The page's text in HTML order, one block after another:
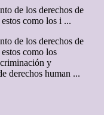
de los derechos de
como los i ...
de los derechos de
como los
y
derechos human ...